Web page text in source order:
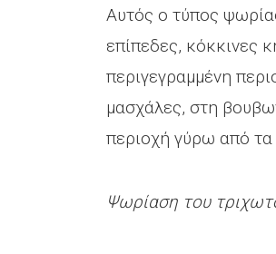
Αυτός ο τύπος
επίπεδες, κόκκινες
περιγεγραμμένη
μασχάλες, στη
περιοχή γύρω από τα
Ψωρίαση του